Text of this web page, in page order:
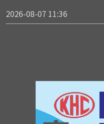
2026-08-07 11:36